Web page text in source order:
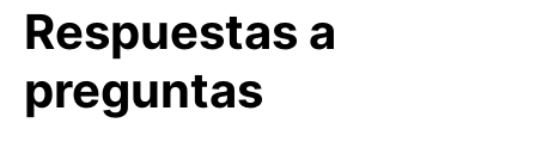
Respuestas a
preguntas